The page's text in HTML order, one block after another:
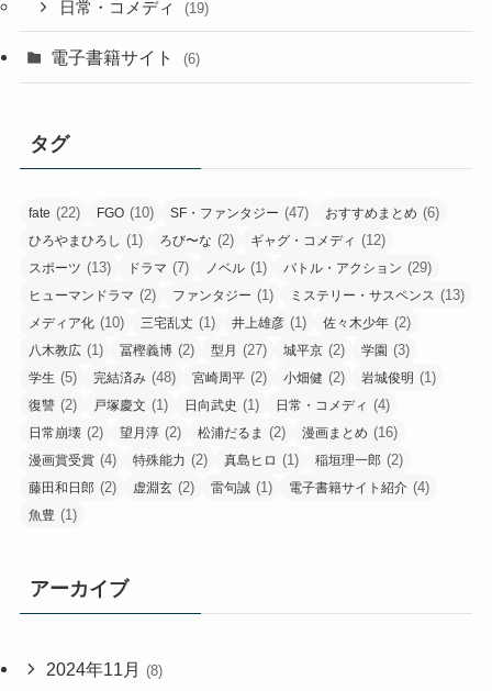
日常・コメディ (19)
電子書籍サイト (6)
タグ
fate (22) FGO (10) SF・ファンタジー (47) おすすめまとめ (6)
ひろやまひろし (1) ろび〜な (2) ギャグ・コメディ (12)
スポーツ (13) ドラマ (7) ノベル (1) バトル・アクション (29)
ヒューマンドラマ (2) ファンタジー (1) ミステリー・サスペンス (13)
メディア化 (10) 三宅乱丈 (1) 井上雄彦 (1) 佐々木少年 (2)
八木教広 (1) 冨樫義博 (2) 型月 (27) 城平京 (2) 学園 (3)
学生 (5) 完結済み (48) 宮崎周平 (2) 小畑健 (2) 岩城俊明 (1)
復讐 (2) 戸塚慶文 (1) 日向武史 (1) 日常・コメディ (4)
日常崩壊 (2) 望月淳 (2) 松浦だるま (2) 漫画まとめ (16)
漫画賞受賞 (4) 特殊能力 (2) 真島ヒロ (1) 稲垣理一郎 (2)
藤田和日郎 (2) 虚淵玄 (2) 雷句誠 (1) 電子書籍サイト紹介 (4)
魚豊 (1)
アーカイブ
2024年11月 (8)